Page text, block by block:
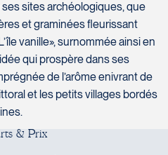
sites archéologiques, que
et graminées fleurissant
vanille», surnommée ainsi en
qui prospère dans ses
de l’arôme enivrant de
et les petits villages bordés
rts & Prix